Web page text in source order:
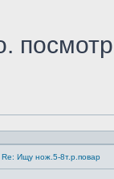
Re: Ищу нож.5-8т.р.повар